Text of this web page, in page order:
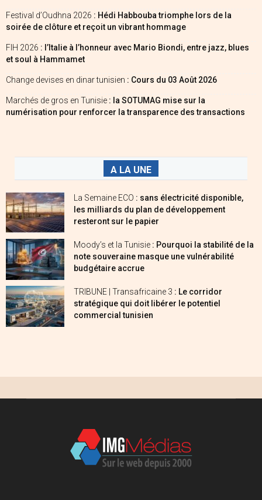
Festival d’Oudhna 2026 : Hédi Habbouba triomphe lors de la
soirée de clôture et reçoit un vibrant hommage
FIH 2026 : l’Italie à l’honneur avec Mario Biondi, entre jazz, blues
et soul à Hammamet
Change devises en dinar tunisien : Cours du 03 Août 2026
Marchés de gros en Tunisie : la SOTUMAG mise sur la
numérisation pour renforcer la transparence des transactions
A LA UNE
La Semaine ECO : sans électricité disponible,
les milliards du plan de développement
resteront sur le papier
Moody’s et la Tunisie : Pourquoi la stabilité de la
note souveraine masque une vulnérabilité
budgétaire accrue
TRIBUNE | Transafricaine 3 : Le corridor
stratégique qui doit libérer le potentiel
commercial tunisien